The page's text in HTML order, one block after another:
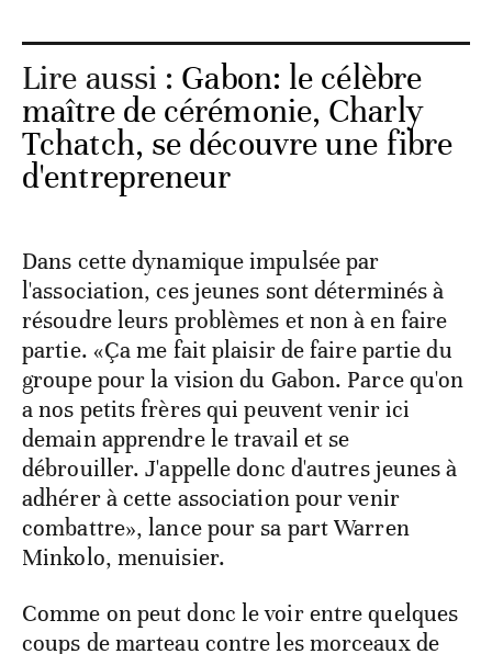
Lire aussi : Gabon: le célèbre
maître de cérémonie, Charly
Tchatch, se découvre une fibre
d'entrepreneur
Dans cette dynamique impulsée par
l'association, ces jeunes sont déterminés à
résoudre leurs problèmes et non à en faire
partie. «Ça me fait plaisir de faire partie du
groupe pour la vision du Gabon. Parce qu'on
a nos petits frères qui peuvent venir ici
demain apprendre le travail et se
débrouiller. J'appelle donc d'autres jeunes à
adhérer à cette association pour venir
combattre», lance pour sa part Warren
Minkolo, menuisier.
Comme on peut donc le voir entre quelques
coups de marteau contre les morceaux de